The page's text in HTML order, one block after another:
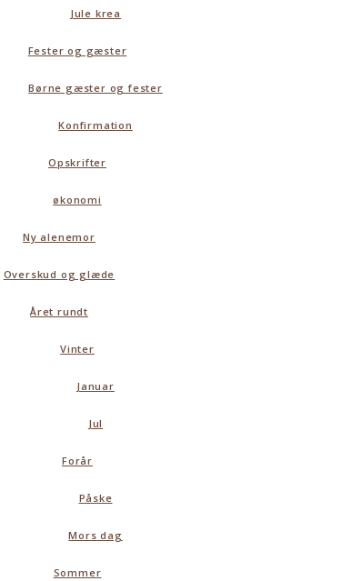
Jule krea
Fester og gæster
Børne gæster og fester
Konfirmation
Opskrifter
økonomi
Ny alenemor
Overskud og glæde
Året rundt
Vinter
Januar
Jul
Forår
Påske
Mors dag
Sommer